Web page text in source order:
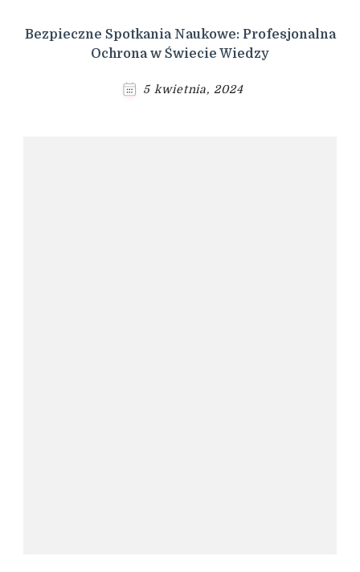
Bezpieczne Spotkania Naukowe: Profesjonalna
Ochrona w Świecie Wiedzy
5 kwietnia, 2024